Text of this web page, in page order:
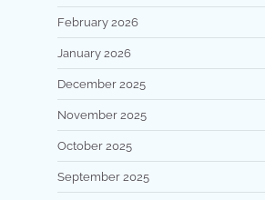
February 2026
January 2026
December 2025
November 2025
October 2025
September 2025